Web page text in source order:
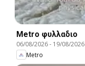
Metro φυλλαδιο
06/08/2026- 19/08/2026
Metro